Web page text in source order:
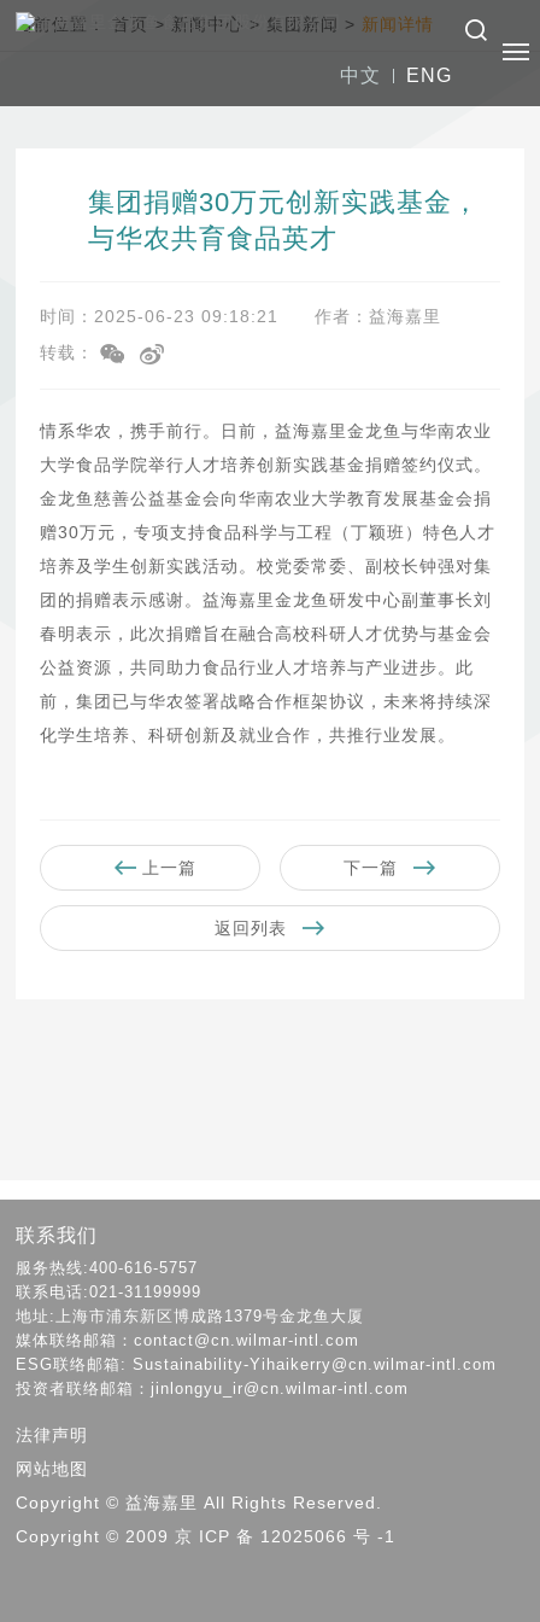
中文 ENG
当前位置：首页 > 新闻中心 > 集团新闻 > 新闻详情
集团捐赠30万元创新实践基金，
与华农共育食品英才
时间：2025-06-23 09:18:21
作者：益海嘉里
转载：
情系华农，携手前行。日前，益海嘉里金龙鱼与华南农业
大学食品学院举行人才培养创新实践基金捐赠签约仪式。
金龙鱼慈善公益基金会向华南农业大学教育发展基金会捐
赠30万元，专项支持食品科学与工程（丁颖班）特色人才
培养及学生创新实践活动。校党委常委、副校长钟强对集
团的捐赠表示感谢。益海嘉里金龙鱼研发中心副董事长刘
春明表示，此次捐赠旨在融合高校科研人才优势与基金会
公益资源，共同助力食品行业人才培养与产业进步。此
前，集团已与华农签署战略合作框架协议，未来将持续深
化学生培养、科研创新及就业合作，共推行业发展。
上一篇 下一篇
返回列表
联系我们
服务热线:400-616-5757
联系电话:021-31199999
地址:上海市浦东新区博成路1379号金龙鱼大厦
媒体联络邮箱：contact@cn.wilmar-intl.com
ESG联络邮箱: Sustainability-Yihaikerry@cn.wilmar-intl.com
投资者联络邮箱：jinlongyu_ir@cn.wilmar-intl.com
法律声明
网站地图
Copyright © 益海嘉里 All Rights Reserved.
Copyright © 2009 京 ICP 备 12025066 号 -1